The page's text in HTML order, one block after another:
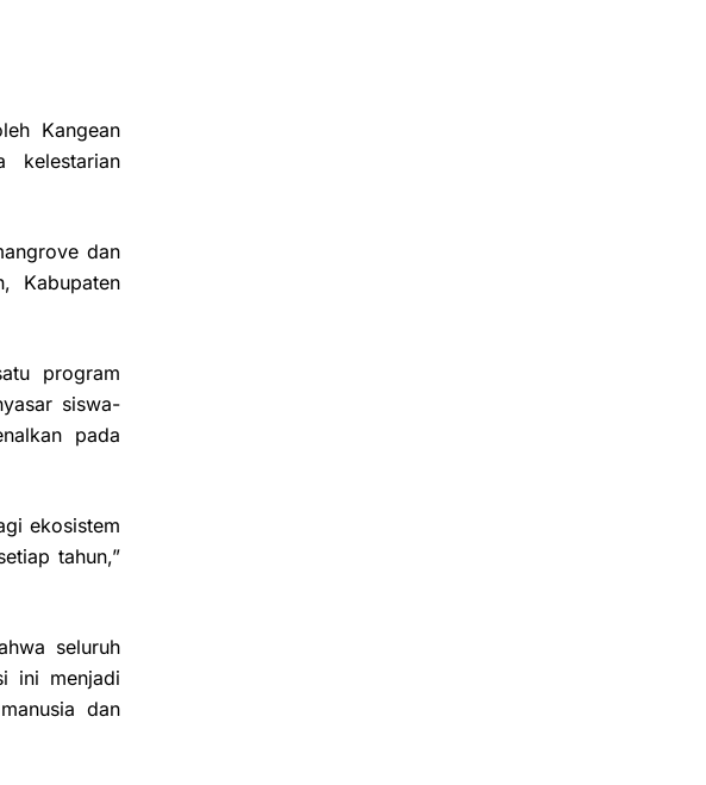
Kangean
kelestarian
dan
Kabupaten
program
siswa-
pada
ekosistem
tahun,”
seluruh
ini menjadi
dan